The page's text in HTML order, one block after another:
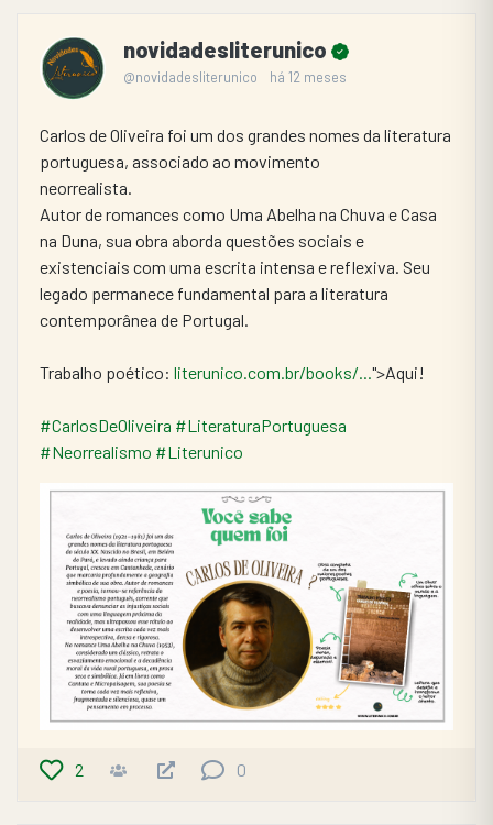
novidadesliterunico
@novidadesliterunico há 12 meses
Carlos de Oliveira foi um dos grandes nomes da literatura
portuguesa, associado ao movimento
neorrealista.
Autor de romances como Uma Abelha na Chuva e Casa
na Duna, sua obra aborda questões sociais e
existenciais com uma escrita intensa e reflexiva. Seu
legado permanece fundamental para a literatura
contemporânea de Portugal.
Trabalho poético: literunico.com.br/books/... ">Aqui!
#CarlosDeOliveira #LiteraturaPortuguesa
#Neorrealismo #Literunico
2 0